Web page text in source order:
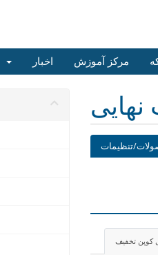
اخبار مرکز آموزش
تنظیمات
کوپن تخفیف